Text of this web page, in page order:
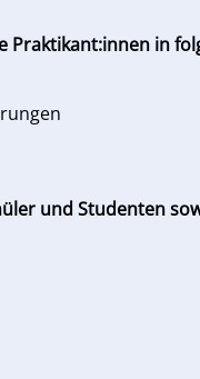
in
und Studenten